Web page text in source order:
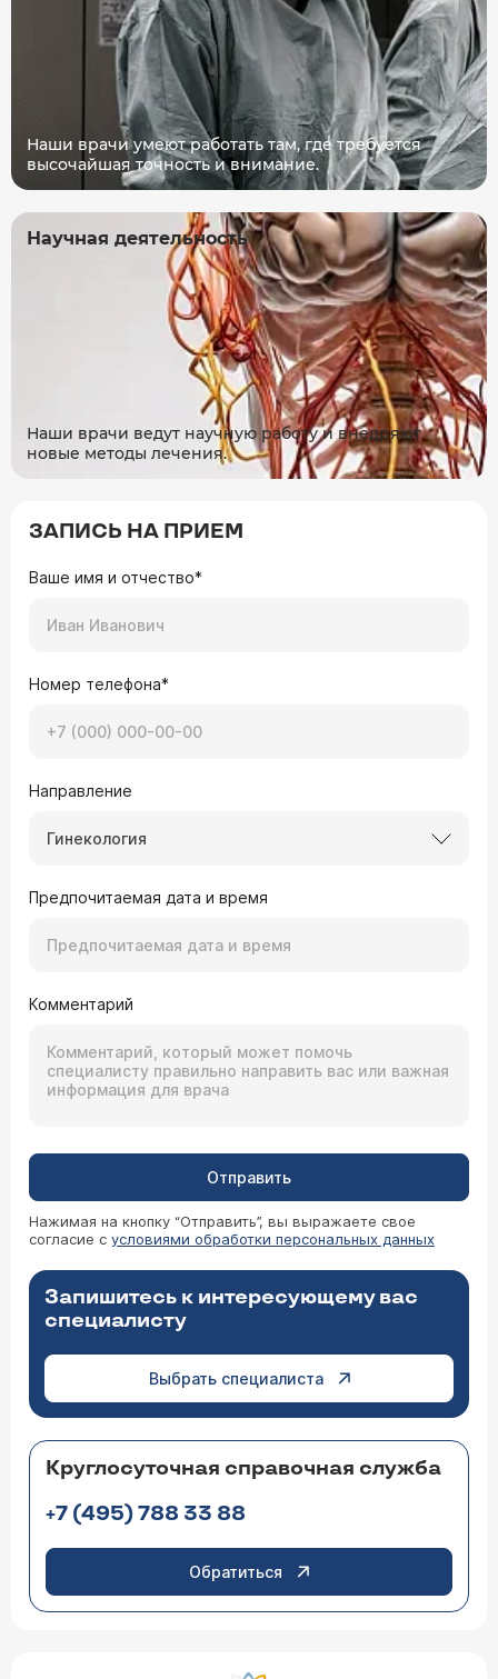
Наши врачи умеют работать там, где требуется
высочайшая точность и внимание.
Научная деятельность
Наши врачи ведут научную работу и внедряют
новые методы лечения.
ЗАПИСЬ НА ПРИЕМ
Ваше имя и отчество*
Номер телефона*
Направление
Гинекология
Предпочитаемая дата и время
Комментарий
Отправить
Нажимая на кнопку “Отправить”, вы выражаете свое
согласие с условиями обработки персональных данных
Запишитесь к интересующему вас
специалисту
Выбрать специалиста
Круглосуточная справочная служба
+7 (495) 788 33 88
Обратиться